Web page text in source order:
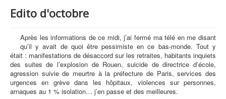
Edito d'octobre
Après les informations de ce midi, j’ai fermé ma télé en me disant
qu’il y avait de quoi être pessimiste en ce bas-monde. Tout y
était : manifestations de désaccord sur les retraites, habitants inquiets
des suites de l’explosion de Rouen, suicide de directrice d’école,
agression suivie de meurtre à la préfecture de Paris, services des
urgences en grève dans les hôpitaux, violences sur personnes,
arnaques au 1 % isolation… j’en passe et des meilleures.